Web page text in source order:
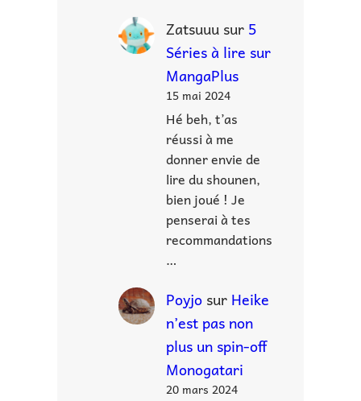
Zatsuuusur 5
Séries à lire sur
MangaPlus
15 mai 2024
Hé beh, t’as
réussi à me
donner envie de
lire du shounen,
bien joué ! Je
penserai à tes
recommandations
…
Poyjosur Heike
n’est pas non
plus un spin-off
Monogatari
20 mars 2024